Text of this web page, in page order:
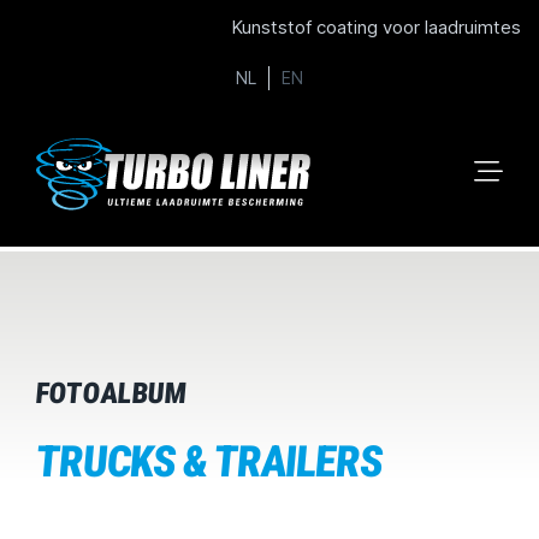
Kunststof coating voor laadruimtes
NL EN
FOTOALBUM
TRUCKS & TRAILERS